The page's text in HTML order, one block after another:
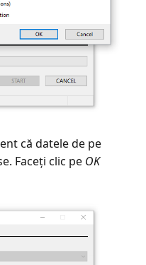
că datele de pe
Faceți clic pe OK